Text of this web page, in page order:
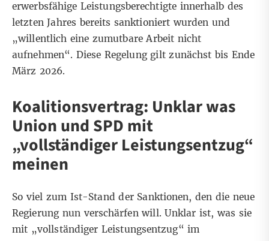
erwerbsfähige Leistungsberechtigte innerhalb des
letzten Jahres bereits sanktioniert wurden und
„willentlich eine zumutbare Arbeit nicht
aufnehmen“. Diese Regelung gilt zunächst bis Ende
März 2026.
Koalitionsvertrag: Unklar was
Union und SPD mit
„vollständiger Leistungsentzug“
meinen
So viel zum Ist-Stand der Sanktionen, den die neue
Regierung nun verschärfen will. Unklar ist, was sie
mit „vollständiger Leistungsentzug“ im